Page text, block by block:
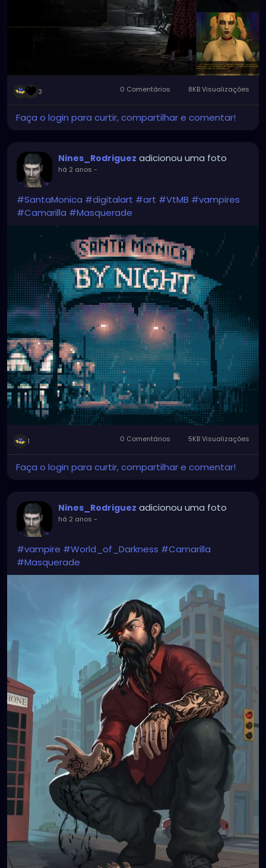
3 0 Comentários 8KB Visualizações
Faça o login para curtir, compartilhar e comentar!
Nines_Rodriguez adicionou uma foto
há 2 anos -
#SantaMonica #digitalart #art #VtMB #vampires
#Camarilla #Masquerade
1 0 Comentários 5KB Visualizações
Faça o login para curtir, compartilhar e comentar!
Nines_Rodriguez adicionou uma foto
há 2 anos -
#vampire #World_of_Darkness #Camarilla
#Masquerade